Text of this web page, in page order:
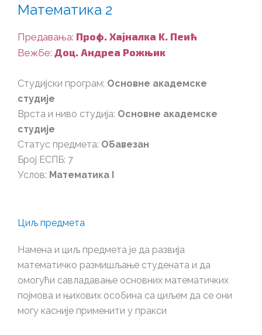
Математика 2
Предавања: Проф. Хајналка K. Пеић
Вежбе: Доц. Андреа Рожњик
Студијски програм: Основне академске
студије
Врста и ниво студија: Основне академске
студије
Статус предмета: Обавезан
Број ЕСПБ: 7
Услов: Математика I
Циљ предмета
Намена и циљ предмета је да развија
математичко размишљање студената и да
омогући савладавање основних математичких
појмова и њихових особина са циљем да се они
могу касније применити у пракси